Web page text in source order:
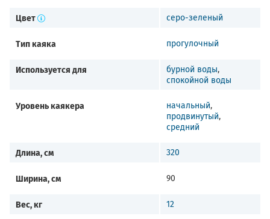
Цвет серо-зеленый
Тип каяка прогулочный
Используется для бурной воды,
спокойной воды
Уровень каякера начальный,
продвинутый,
средний
Длина, см 320
Ширина, см 90
Вес, кг
12